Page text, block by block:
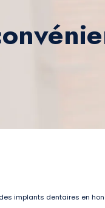
implants dentaires en